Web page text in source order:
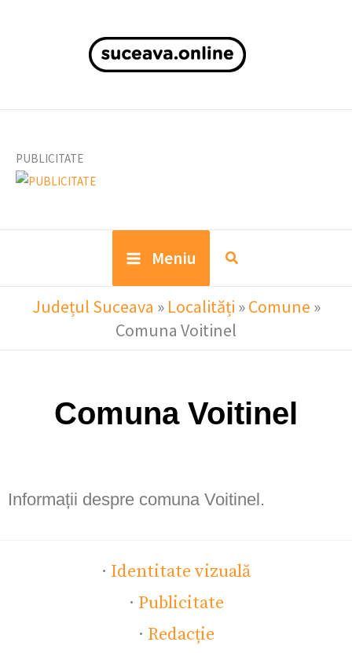
PUBLICITATE
Meniu
Județul Suceava » Localități »Comune »
Comuna Voitinel
Comuna Voitinel
Informații despre comuna Voitinel.
· Identitate vizuală
· Publicitate
· Redacție